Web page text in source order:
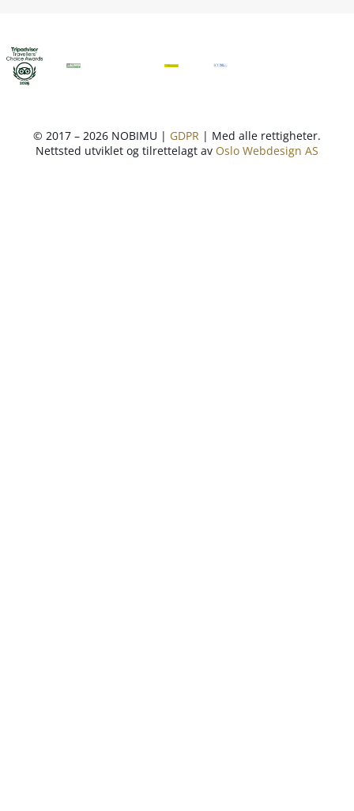
© 2017 – 2026 NOBIMU | GDPR | Med alle rettigheter.
Nettsted utviklet og tilrettelagt av Oslo Webdesign AS